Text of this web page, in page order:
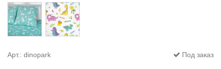
Арт.: dinopark Под заказ